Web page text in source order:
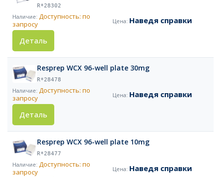
R*28302
Доступность: по
запросу
Наведя справки
Деталь
Resprep WCX 96-well plate 30mg
R*28478
Доступность: по
запросу
Наведя справки
Деталь
Resprep WCX 96-well plate 10mg
R*28477
Доступность: по
запросу
Наведя справки